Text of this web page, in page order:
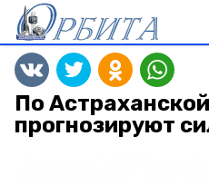
По
прогнозируют